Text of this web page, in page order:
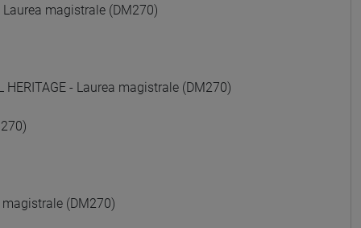
Laurea magistrale (DM270)
HERITAGE - Laurea magistrale (DM270)
magistrale (DM270)